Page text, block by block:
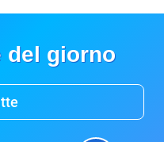
del giorno